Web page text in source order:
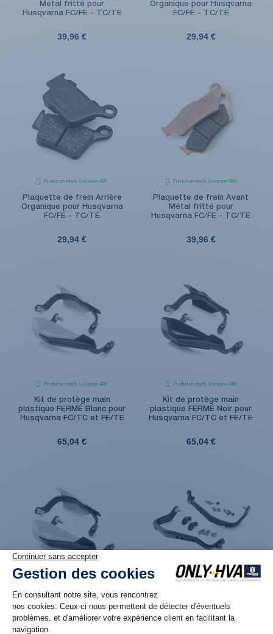
Métal fritté pour
Husqvarna FC/FE - TC/TE
39,96 €
Organique pour Husqvarna
FC/FE - TC/TE
29,94 €
Produit en stock. Livraison 48H
Plaquette de frein Arrière
Organique pour Husqvarna
FC/FE - TC/TE
29,94 €
Produit en stock. Livraison 48H
Plaquette de frein Avant
Métal fritté pour
Husqvarna FC/FE - TC/TE
39,96 €
Produit en stock. Livraison 48H
Kit de protège main
plastique FERMÉ Blanc pour
Husqvarna FC/TC et FE/TE
65,04 €
Produit en stock. Livraison 48H
Kit de protège main
plastique FERMÉ Noir pour
Husqvarna FC/TC et FE/TE
65,04 €
Kit de protège main
plastique FERMÉ Blanc pour
Husqvarna FC/TC et FE/TE
Arceaux de protège main